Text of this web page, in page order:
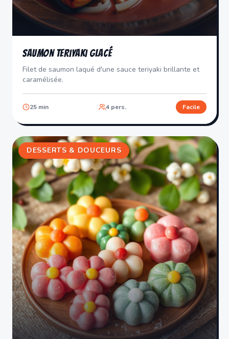
Saumon Teriyaki Glacé
Filet de saumon laqué d'une sauce teriyaki brillante et
caramélisée.
25 min 4pers. Facile
DESSERTS & DOUCEURS